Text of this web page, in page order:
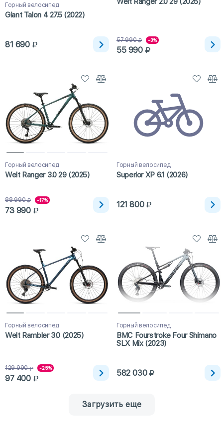
Горный велосипед
Giant Talon 4 27.5 (2022)
81 690
57 990 -3%
55 990
Горный велосипед
Welt Ranger 3.0 29 (2025)
88 990 -17%
73 990
Горный велосипед
Superior XP 6.1 (2026)
121 800
Горный велосипед
Welt Rambler 3.0 (2025)
129 990 -25%
97 400
Горный велосипед
BMC Fourstroke Four Shimano
SLX Mix (2023)
582 030
Загрузить еще